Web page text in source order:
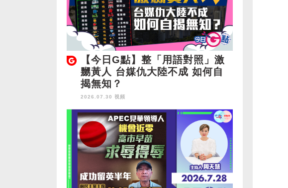
【今日G點】整「用語對照」激
嬲黃人 台媒仇大陸不成 如何自
揭無知？
2026.07.30 視頻